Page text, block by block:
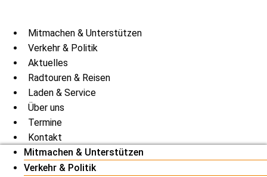
Mitmachen & Unterstützen
Verkehr & Politik
Aktuelles
Radtouren & Reisen
Laden & Service
Über uns
Termine
Kontakt
Mitmachen & Unterstützen
Verkehr & Politik